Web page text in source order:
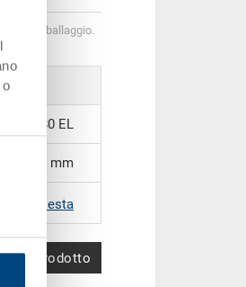
di imballaggio.
21-2080 EL
x 108 mm
su richiesta
prodotto